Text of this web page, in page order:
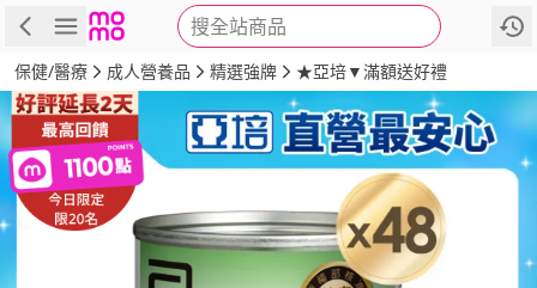
搜全站商品
商品 評價 詳情
保健/醫療 成人營養品 精選強牌 ★亞培▼滿額送好禮